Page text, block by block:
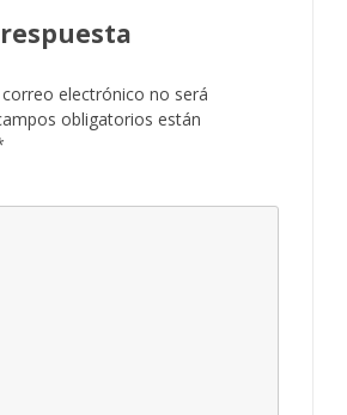
electrónico no será
obligatorios están